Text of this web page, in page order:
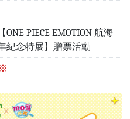
PIECE EMOTION 航海
紀念特展】贈票活動